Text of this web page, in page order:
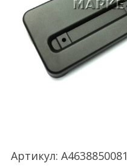
Артикул: A4638850081